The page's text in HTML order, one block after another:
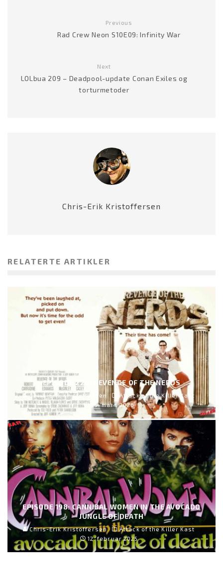
Previous
Rad Crew Neon S10E09: Infinity War
Next
LOLbua 209 – Deadpool-update Conan Exiles og
torturmetoder
Chris-Erik Kristoffersen
RELATERTE ARTIKLER
EPISODE 220: REVENGE OF THE NERDS
Chris-Erik Kristoffersen
Attack of the Killer Kast
25. mars 2026
EPISODE 198: CANNIBAL WOMEN IN THE AVOCADO
JUNGLE OF DEATH
Chris-Erik Kristoffersen
Attack of the Killer Kast
12. februar 2025